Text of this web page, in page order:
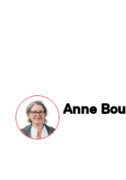
Anne